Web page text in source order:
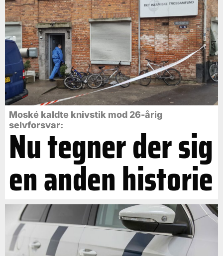
Moské kaldte knivstik mod 26-årig
selvforsvar:
Nu tegner der sig
en anden historie